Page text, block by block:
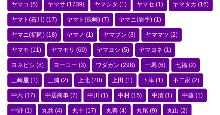
ヤマコ (5) ヤマサ (1739) ヤマシタ (1) ヤマセ (1) ヤマタカ (16)
ヤマト(石川) (17) ヤマト(長崎) (7) ヤマニ(岩手) (1)
ヤマニ(福岡) (18) ヤマノ (1) ヤマブン (3) ヤママツ (2)
ヤマモ (11) ヤマモリ (60) ヤマヨシ (5) ヤマヨネ (1)
ヨネビシ (8) ヨーコー (3) ワダカン (298) 一馬 (6) 七福 (2)
三崎屋 (1) 三浦 (2) 上北 (20) 上田 (1) 下津 (1) 不二家 (2)
中六 (17) 中居商事 (7) 中川 (1) 中村 (15) 中清 (1) 中藤 (1)
中野 (1) 丸共 (4) 丸十 (17) 丸善 (4) 丸尾 (9) 丸山 (2)